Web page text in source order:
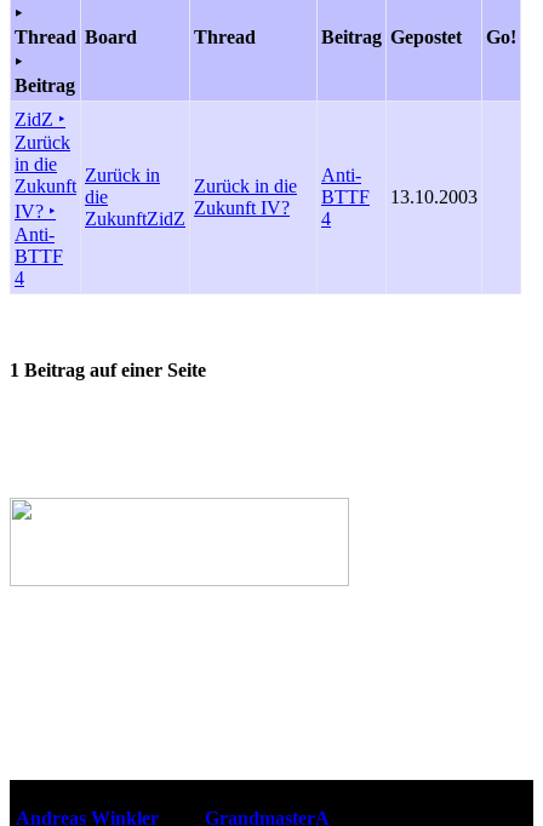
‣
Thread
‣
Beitrag
Board Thread Beitrag Gepostet Go!
ZidZ ‣
Zurück
in die
Zukunft
IV? ‣
Anti-
BTTF
4
Zurück in
die
ZukunftZidZ
Zurück in die
Zukunft IV?
Anti-
BTTF
4
13.10.2003
1 Beitrag auf einer Seite
Andreas Winkler
GrandmasterA